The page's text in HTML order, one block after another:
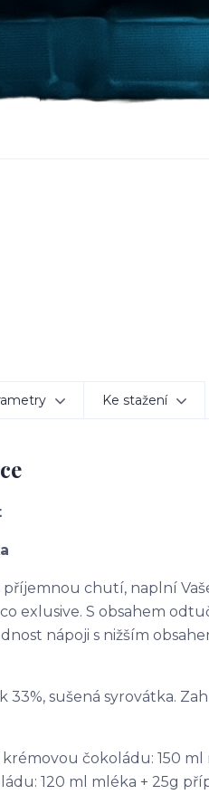
Ke stažení
chutí, naplní
exlusive. S obsahem
nápoji s nižším
33%, sušená syrovátka.
čokoládu: 150
120 ml mléka + 25g